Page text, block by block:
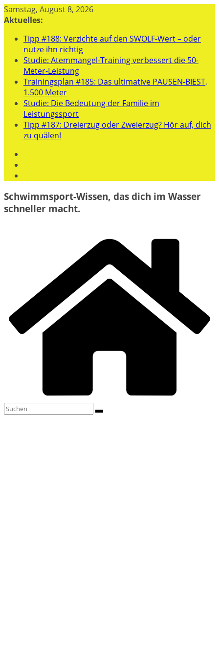
Zum
Inhalt
Samstag, August 8, 2026
Aktuelles:
Tipp #188: Verzichte auf den SWOLF-Wert – oder
nutze ihn richtig
Studie: Atemmangel-Training verbessert die 50-
Meter-Leistung
Trainingsplan #185: Das ultimative PAUSEN-BIEST,
1.500 Meter
Studie: Die Bedeutung der Familie im
Leistungssport
Tipp #187: Dreierzug oder Zweierzug? Hör auf, dich
zu quälen!
Schwimmsport-Wissen, das dich im Wasser
schneller macht.